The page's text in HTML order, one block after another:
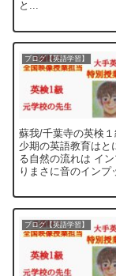
と...
ブログ【英語学習】
蘇我/千葉寺の英検
少期の英語教育はと
る自然の流れは イ
りまさに音のインプ
ブログ【英語学習】